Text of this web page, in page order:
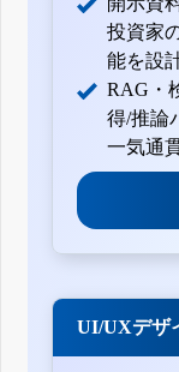
投資家
能を設
RAG・
得/推論
一気通
UI/UXデザ